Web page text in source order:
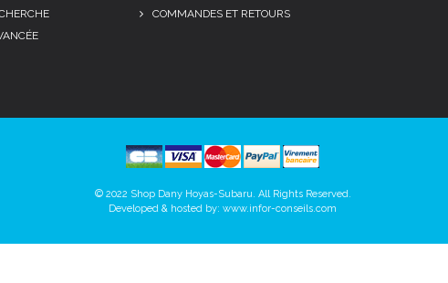
COMMANDES ET RETOURS
© 2022 Shop Dany Hoyas-Subaru. All Rights Reserved.
Developed & hosted by: www.infor-conseils.com